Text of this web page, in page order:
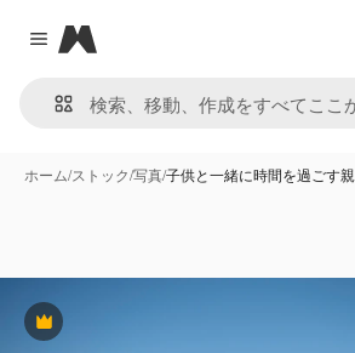
Close menu
Magnific
ホーム/ストック/写真/子供と一緒に時間を過ごす親
Premium